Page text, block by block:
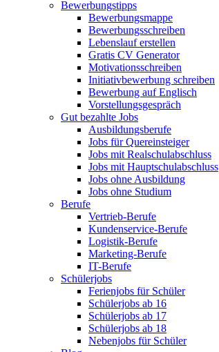
Bewerbungstipps
Bewerbungsmappe
Bewerbungsschreiben
Lebenslauf erstellen
Gratis CV Generator
Motivationsschreiben
Initiativbewerbung schreiben
Bewerbung auf Englisch
Vorstellungsgespräch
Gut bezahlte Jobs
Ausbildungsberufe
Jobs für Quereinsteiger
Jobs mit Realschulabschluss
Jobs mit Hauptschulabschluss
Jobs ohne Ausbildung
Jobs ohne Studium
Berufe
Vertrieb-Berufe
Kundenservice-Berufe
Logistik-Berufe
Marketing-Berufe
IT-Berufe
Schülerjobs
Ferienjobs für Schüler
Schülerjobs ab 16
Schülerjobs ab 17
Schülerjobs ab 18
Nebenjobs für Schüler